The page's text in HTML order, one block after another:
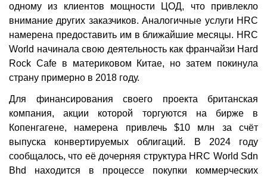
одному из клиентов мощности ЦОД, что привлекло
внимание других заказчиков. Аналогичные услуги HRC
намерена предоставить им в ближайшие месяцы. HRC
World начинала свою деятельность как франчайзи Hard
Rock Cafe в материковом Китае, но затем покинула
страну примерно в 2018 году.
Для финансирования своего проекта британская
компания, акции которой торгуются на бирже в
Копенгагене, намерена привлечь $10 млн за счёт
выпуска конвертируемых облигаций. В 2024 году
сообщалось, что её дочерняя структура HRC World Sdn
Bhd находится в процессе покупки коммерческих